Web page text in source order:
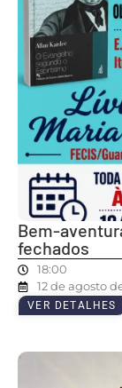
Bem-
fechados
18:00
12 de agosto
VER DETALHES